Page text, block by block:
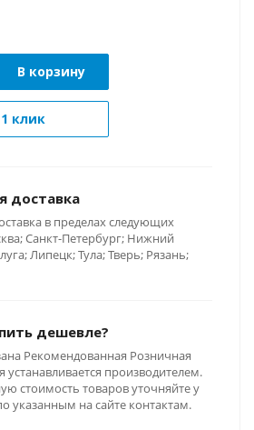
В корзину
клик
доставка
в пределах следующих
Санкт-Петербург; Нижний
Липецк; Тула; Тверь; Рязань;
дешевле?
Рекомендованная Розничная
устанавливается производителем.
стоимость товаров уточняйте у
указанным на сайте контактам.